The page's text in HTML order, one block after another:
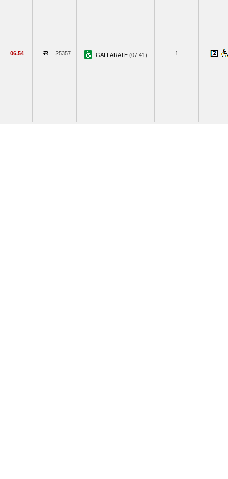
06.54 25357 GALLARATE (07.41) 1